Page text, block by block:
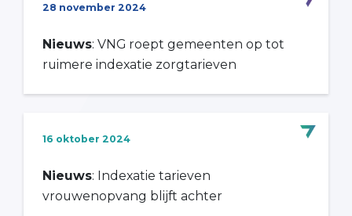
28 november 2024
Nieuws: VNG roept gemeenten op tot
ruimere indexatie zorgtarieven
16 oktober 2024
Nieuws: Indexatie tarieven
vrouwenopvang blijft achter